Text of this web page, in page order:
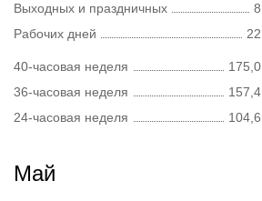
Выходных и праздничных
8
Рабочих дней
22
40-часовая неделя
175,0
36-часовая неделя
157,4
24-часовая неделя
104,6
Май